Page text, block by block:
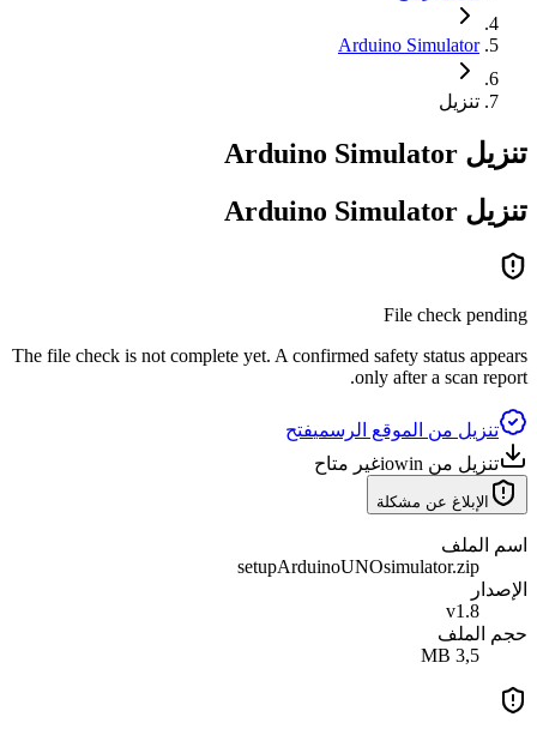
Arduino Simulator
تنزيل
تنزيل Arduino Simulator
تنزيل
Arduino Simulator
File check pending
The file check is not complete yet. A confirmed safety status appears
only after a scan report.
تنزيل من الموقع الرسميفتح
تنزيل من iowin
غير متاح
الإبلاغ عن مشكلة
اسم الملف
setupArduinoUNOsimulator.zip
الإصدار
v1.8
حجم الملف
3,5 MB